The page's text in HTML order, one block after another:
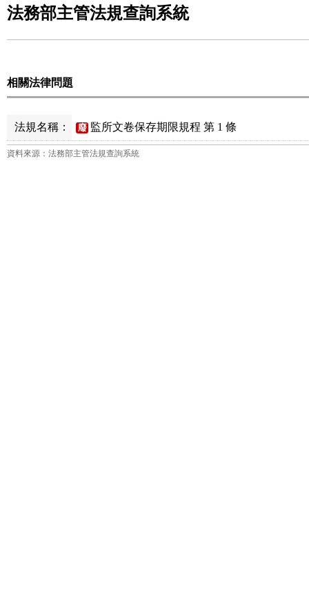
法務部主管法規查詢系統
相關法律問題
法規名稱： 廢 監所文卷保存期限規程 第 1 條
資料來源：法務部主管法規查詢系統